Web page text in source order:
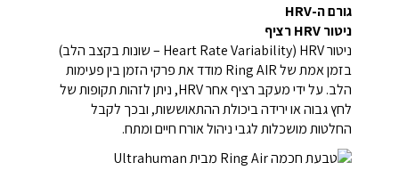
גורם ה-HRV
ניטור HRV רציף
ניטור HRV (Heart Rate Variability – שונות בקצב הלב)
בזמן אמת של Ring AIR מודד את פרקי הזמן בין פעימות
הלב. על ידי מעקב רציף אחר HRV, ניתן לזהות תקופות של
לחץ גבוה או ירידה ביכולת ההתאוששות, ובכך לקבל
החלטות מושכלות לגבי ניהול אורח חיים ומתח.